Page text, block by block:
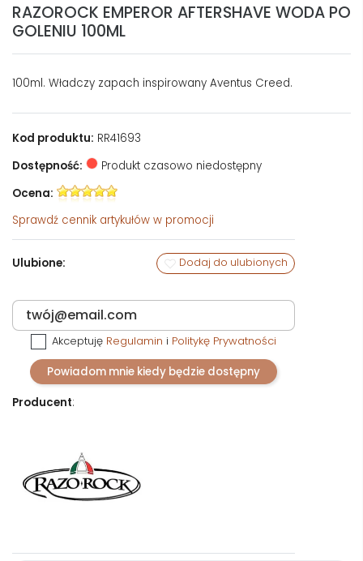
RAZOROCK EMPEROR AFTERSHAVE WODA PO
GOLENIU 100ML
100ml. Władczy zapach inspirowany Aventus Creed.
Kod produktu: RR41693
Dostępność:
Produkt czasowo niedostępny
Ocena:
Sprawdź cennik artykułów w promocji
Ulubione: Dodaj do ulubionych
Akceptuję Regulamin i Politykę Prywatności
Powiadom mnie kiedy będzie dostępny
Producent: